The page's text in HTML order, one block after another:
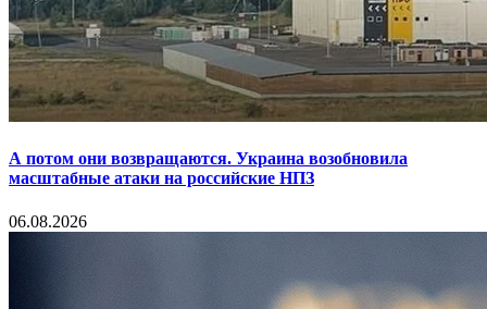
А потом они возвращаются. Украина возобновила
масштабные атаки на российские НПЗ
06.08.2026